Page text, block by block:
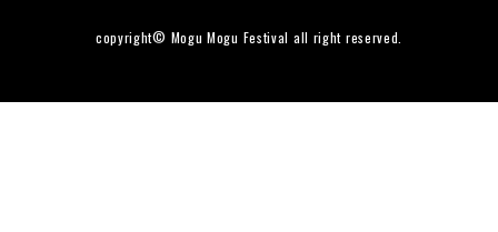
開催概要
キッチンカー
copyright© Mogu Mogu Festival all right reserved.